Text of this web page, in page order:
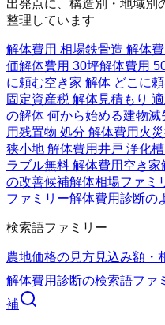
出発点に、構造別・地域別
整理しています
解体費用 相場鉄骨造 解体費
価解体費用 30坪解体費用
に頼む空き家 解体 どこに
固定資産税 解体見積もり
の解体 何から始める建物滅
用残置物 処分 解体費用 火
狭小地 解体費用井戸 浄化
ラブル無料 解体費用 空き家
の改善候補解体相場ファミ
ファミリー解体費用診断の
検索語ファミリー
農地価格の見方見込み額・
解体費用診断の検索語ファ
補